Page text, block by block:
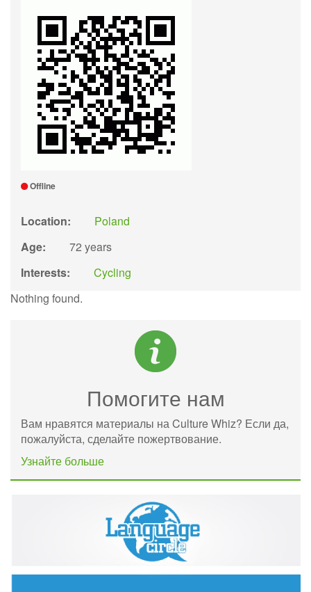
Offline
Location:
Poland
Age:
72 years
Interests:
Cycling
Nothing found.
Помогите нам
Вам нравятся материалы на Culture Whiz? Если да,
пожалуйста, сделайте пожертвование.
Узнайте больше